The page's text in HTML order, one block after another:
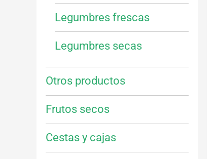
Legumbres frescas
Legumbres secas
Otros productos
Frutos secos
Cestas y cajas